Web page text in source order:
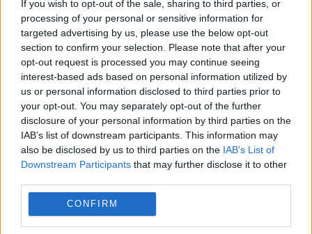
If you wish to opt-out of the sale, sharing to third parties, or
processing of your personal or sensitive information for
targeted advertising by us, please use the below opt-out
section to confirm your selection. Please note that after your
opt-out request is processed you may continue seeing
interest-based ads based on personal information utilized by
us or personal information disclosed to third parties prior to
your opt-out. You may separately opt-out of the further
disclosure of your personal information by third parties on the
IAB’s list of downstream participants. This information may
also be disclosed by us to third parties on the IAB’s List of
Downstream Participants that may further disclose it to other
CONFIRM
και αφετέρου ενεργοποιεί αυτή τη διαδικασία και
απέναντι σε γειτονικές μας χώρες που δεν είναι
μέλη της ΕΕ, αλλά είναι μέλη της σύμβασης“
«Η Ελλάδα έχει ήδη ένα υψηλό επίπεδο ελέγχου
στις περιβαλλοντικές επιπτώσεις, για διάφορες
δραστηριότητες.Οποιοδήποτε έργο και
οποιαδήποτε δραστηριότητα υπόκειται στη βάσανο
των περιβαλλοντικών μελετών, της δημόσιας
διαβούλευσης. Η Διεύθυνση Περιβαλλοντικής
Περιβάλλοντος έχει πολύ μεγάλη τεχνογνωσία και
εμπειρία, μελετά διεξοδικά κάθε σχόλιο από κάθε